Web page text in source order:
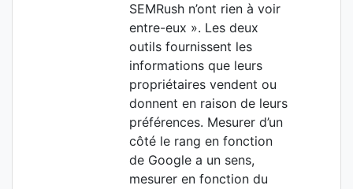
SEMRush n’ont rien à voir
entre-eux ». Les deux
outils fournissent les
informations que leurs
propriétaires vendent ou
donnent en raison de leurs
préférences. Mesurer d’un
côté le rang en fonction
de Google a un sens,
mesurer en fonction du